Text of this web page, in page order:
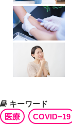
キーワード
医療
COVID−19